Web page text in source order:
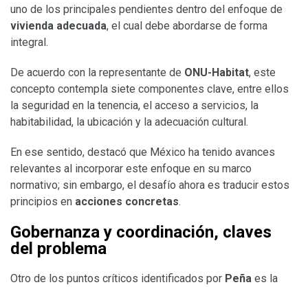
uno de los principales pendientes dentro del enfoque de
vivienda adecuada, el cual debe abordarse de forma
integral.
De acuerdo con la representante de ONU-Habitat, este
concepto contempla siete componentes clave, entre ellos
la seguridad en la tenencia, el acceso a servicios, la
habitabilidad, la ubicación y la adecuación cultural.
En ese sentido, destacó que México ha tenido avances
relevantes al incorporar este enfoque en su marco
normativo; sin embargo, el desafío ahora es traducir estos
principios en acciones concretas.
Gobernanza y coordinación, claves
del problema
Otro de los puntos críticos identificados por Peña es la